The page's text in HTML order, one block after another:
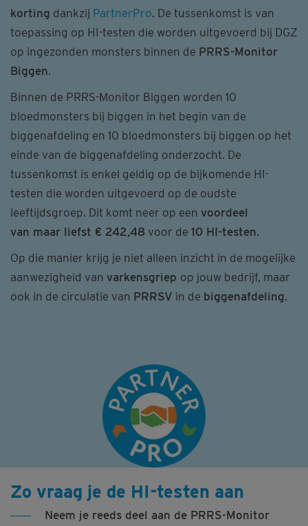
korting dankzij PartnerPro. De tussenkomst is van
toepassing op HI-testen die worden uitgevoerd bij DGZ
op ingezonden monsters binnen de PRRS-Monitor
Biggen.
Binnen de PRRS-Monitor Biggen worden 10
bloedmonsters bij biggen in het begin van de
biggenafdeling en 10 bloedmonsters bij biggen op het
einde van de biggenafdeling onderzocht. De
tussenkomst is enkel geldig op de bijkomende HI-
testen die worden uitgevoerd op de oudste
leeftijdsgroep. Dit komt neer op een voordeel
van maar liefst € 242,48 voor de 10 HI-testen.
Op die manier krijg je niet alleen inzicht in de mogelijke
aanwezigheid van varkensgriep op jouw bedrijf, maar
ook in de circulatie van PRRSV in de biggenafdeling.
Zo vraag je de HI-testen aan
Neem je reeds deel aan de PRRS-Monitor